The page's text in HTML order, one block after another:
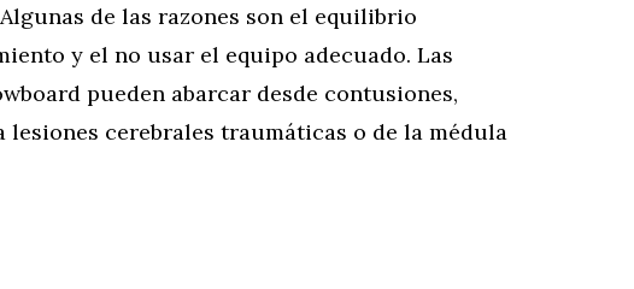
de las razones son el equilibrio
y el no usar el equipo adecuado. Las
pueden abarcar desde contusiones,
lesiones cerebrales traumáticas o de la médula